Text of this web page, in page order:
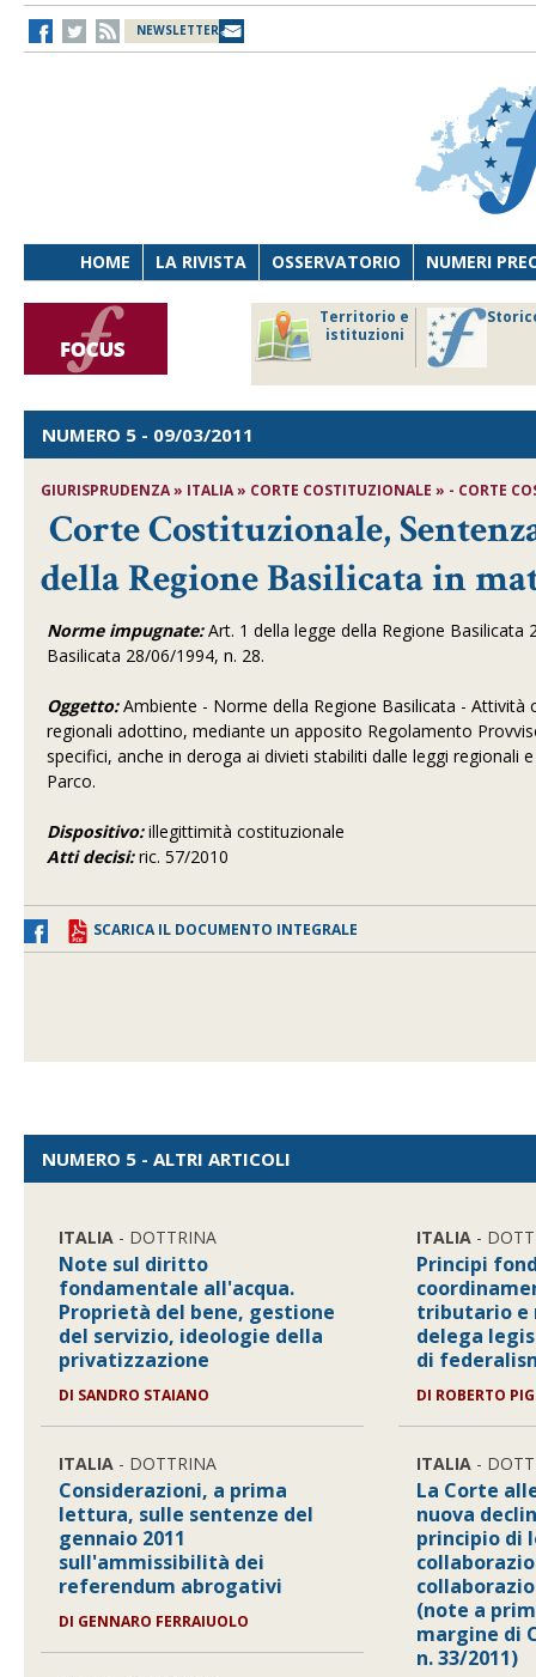
NEWSLETTER
HOME LA RIVISTA OSSERVATORIO NUMERI
Territorio e
istituzioni
NUMERO 5 - 09/03/2011
GIURISPRUDENZA » ITALIA » CORTE COSTITUZIONALE » - CORTE
Corte Costituzionale,
della Regione Basilicata in
Norme impugnate:Art. 1 della legge della Regione Basilicata
Basilicata 28/06/1994, n. 28.
Oggetto:Ambiente - Norme della Regione Basilicata - Attività
regionali adottino, mediante un apposito Regolamento
specifici, anche in deroga ai divieti stabiliti dalle leggi
Parco.
Dispositivo:illegittimità costituzionale
Atti decisi:ric. 57/2010
SCARICA IL DOCUMENTO INTEGRALE
NUMERO 5 - ALTRI ARTICOLI
ITALIA - DOTTRINA
Note sul diritto
fondamentale all'acqua.
Proprietà del bene, gestione
del servizio, ideologie della
privatizzazione
DI SANDRO STAIANO
ITALIA - DOTTRINA
Considerazioni, a prima
lettura, sulle sentenze del
gennaio 2011
sull'ammissibilità dei
referendum abrogativi
DI GENNARO FERRAIUOLO
ITALIA -
Principi
tributario e
delega
di
DI ROBERTO
ITALIA -
La Corte
nuova
principio di
(note a
margine di
n. 33/2011)